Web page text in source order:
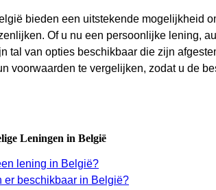
bieden een uitstekende mogelijkheid
Of u nu een persoonlijke lening,
tal van opties beschikbaar die zijn
voorwaarden te vergelijken, zodat u de
Leningen in België
lening in België?
er beschikbaar in België?